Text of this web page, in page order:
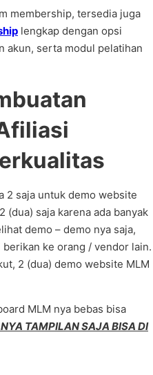
membership, tersedia juga
lengkap dengan opsi
akun, serta modul pelatihan
2 saja untuk demo website
(dua) saja karena ada banyak
demo – demo nya saja,
ke orang / vendor lain.
2 (dua) demo website MLM
MLM nya bebas bisa
TAMPILAN SAJA BISA DI